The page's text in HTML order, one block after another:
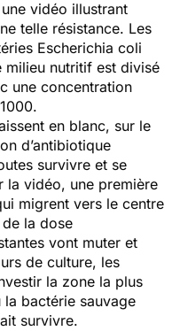
vidéo illustrant
telle résistance. Les
Escherichia coli
milieu nutritif est divisé
une concentration
en blanc, sur le
d’antibiotique
survivre et se
la vidéo, une première
migrent vers le centre
la dose
vont muter et
de culture, les
la zone la plus
bactérie sauvage
survivre.